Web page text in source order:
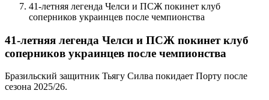
41-летняя легенда Челси и ПСЖ покинет клуб
соперников украинцев после чемпионства
41-летняя легенда Челси и ПСЖ покинет клуб
соперников украинцев после чемпионства
Бразильский защитник Тьягу Силва покидает Порту после
сезона 2025/26.